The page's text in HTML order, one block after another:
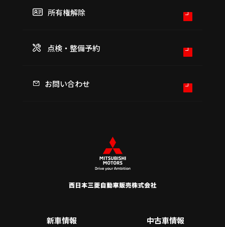
所有権解除
点検・整備予約
お問い合わせ
新車情報 中古車情報